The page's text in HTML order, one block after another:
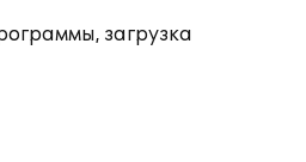
загрузка